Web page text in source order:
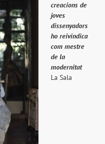
creacions de
joves
dissenyadors
ho reivindica
com mestre
de la
modernitat
La Sala